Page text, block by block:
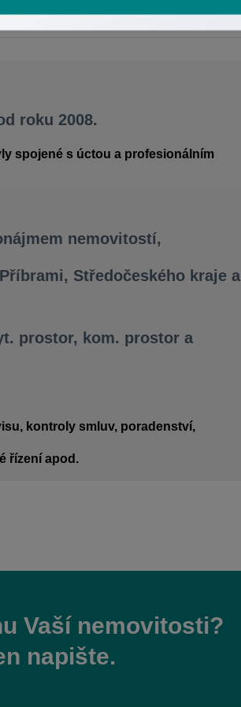
roku 2008.
spojené s úctou a profesionálním
nemovitostí,
Středočeského kraje a
prostor, kom. prostor a
kontroly smluv, poradenství,
řízení apod.
Vaší nemovitosti?
napište.